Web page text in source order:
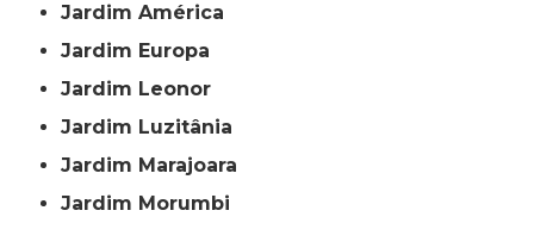
Jardim América
Jardim Europa
Jardim Leonor
Jardim Luzitânia
Jardim Marajoara
Jardim Morumbi